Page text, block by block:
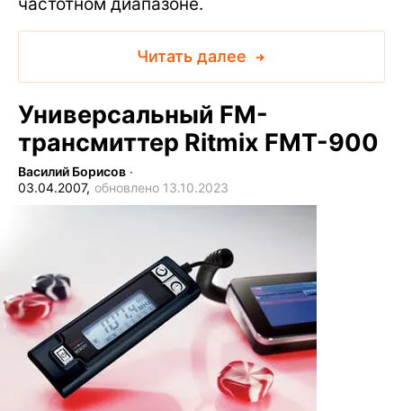
Читать далее
Универсальный FM-
трансмиттер Ritmix FMT-900
Василий Борисов ∙
03.04.2007, обновлено 13.10.2023